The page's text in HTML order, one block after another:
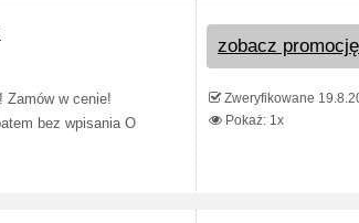
Zamów w cenie!
bez wpisania O
zobacz promocję
Zweryfikowane
Pokaż: 1x